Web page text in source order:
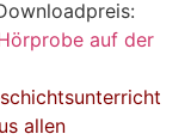
auf der
allen